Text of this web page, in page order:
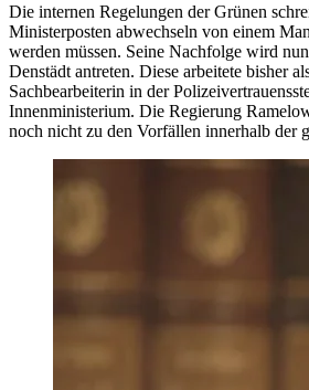
Die internen Regelungen der Grünen
Ministerposten abwechseln von einem
werden müssen. Seine Nachfolge wird
Denstädt antreten. Diese arbeitete bisher
Sachbearbeiterin in der
Innenministerium. Die Regierung
noch nicht zu den Vorfällen innerhalb der